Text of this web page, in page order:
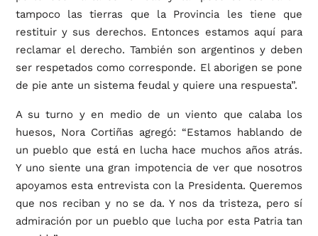
tampoco las tierras que la Provincia les tiene que
restituir y sus derechos. Entonces estamos aquí para
reclamar el derecho. También son argentinos y deben
ser respetados como corresponde. El aborigen se pone
de pie ante un sistema feudal y quiere una respuesta”.
A su turno y en medio de un viento que calaba los
huesos, Nora Cortiñas agregó: “Estamos hablando de
un pueblo que está en lucha hace muchos años atrás.
Y uno siente una gran impotencia de ver que nosotros
apoyamos esta entrevista con la Presidenta. Queremos
que nos reciban y no se da. Y nos da tristeza, pero sí
admiración por un pueblo que lucha por esta Patria tan